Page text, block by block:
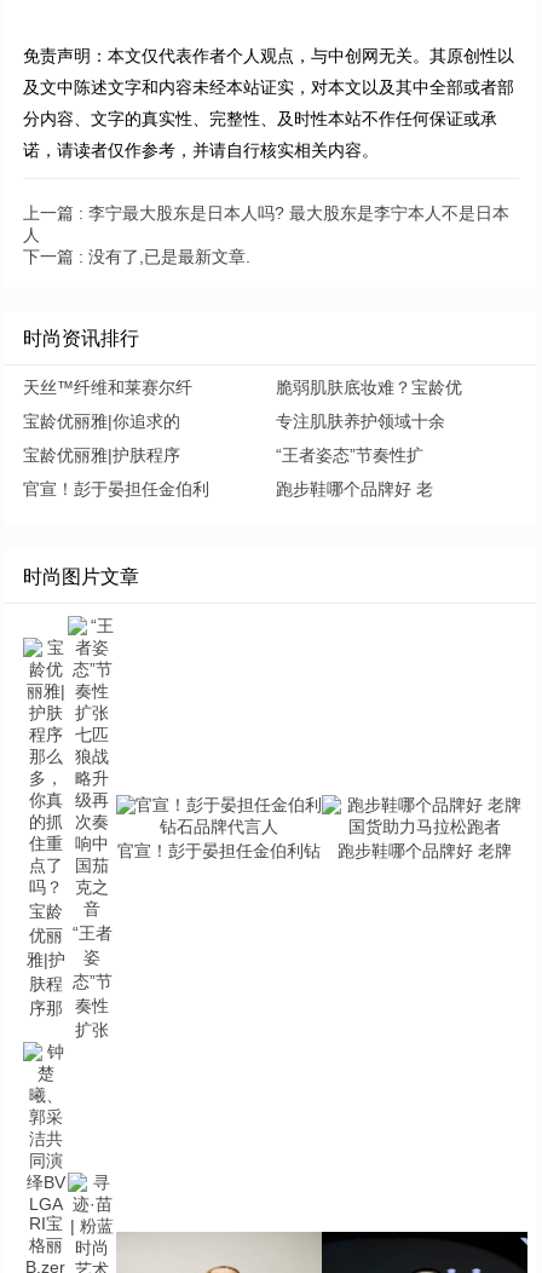
免责声明：本文仅代表作者个人观点，与中创网无关。其原创性以
及文中陈述文字和内容未经本站证实，对本文以及其中全部或者部
分内容、文字的真实性、完整性、及时性本站不作任何保证或承
诺，请读者仅作参考，并请自行核实相关内容。
上一篇 : 李宁最大股东是日本人吗? 最大股东是李宁本人不是日本
人
下一篇 : 没有了,已是最新文章.
时尚资讯排行
天丝™纤维和莱赛尔纤
脆弱肌肤底妆难？宝龄优
宝龄优丽雅|你追求的
专注肌肤养护领域十余
宝龄优丽雅|护肤程序
“王者姿态”节奏性扩
官宣！彭于晏担任金伯利
跑步鞋哪个品牌好 老
时尚图片文章
宝龄
优丽
雅|护
肤程
序那
“王者
姿
态”节
奏性
扩张
官宣！彭于晏担任金伯利钻 跑步鞋哪个品牌好 老牌